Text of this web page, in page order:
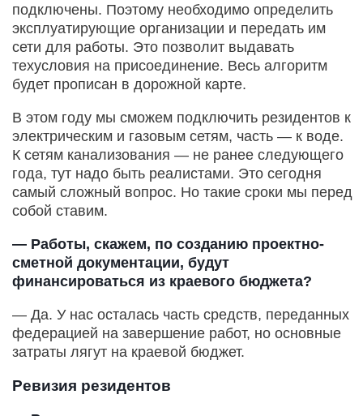
подключены. Поэтому необходимо определить
эксплуатирующие организации и передать им
сети для работы. Это позволит выдавать
техусловия на присоединение. Весь алгоритм
будет прописан в дорожной карте.
В этом году мы сможем подключить резидентов к
электрическим и газовым сетям, часть — к воде.
К сетям канализования — не ранее следующего
года, тут надо быть реалистами. Это сегодня
самый сложный вопрос. Но такие сроки мы перед
собой ставим.
— Работы, скажем, по созданию проектно-
сметной документации, будут
финансироваться из краевого бюджета?
— Да. У нас осталась часть средств, переданных
федерацией на завершение работ, но основные
затраты лягут на краевой бюджет.
Ревизия резидентов